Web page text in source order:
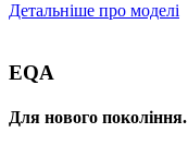
Детальніше про моделі
EQA
Для нового покоління.